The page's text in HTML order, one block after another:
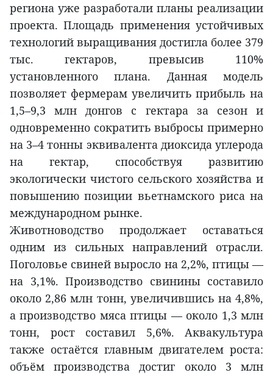
региона уже разработали планы реализации
проекта. Площадь применения устойчивых
технологий выращивания достигла более 379
тыс. гектаров, превысив 110%
установленного плана. Данная модель
позволяет фермерам увеличить прибыль на
1,5–9,3 млн донгов с гектара за сезон и
одновременно сократить выбросы примерно
на 3–4 тонны эквивалента диоксида углерода
на гектар, способствуя развитию
экологически чистого сельского хозяйства и
повышению позиции вьетнамского риса на
международном рынке.
Животноводство продолжает оставаться
одним из сильных направлений отрасли.
Поголовье свиней выросло на 2,2%, птицы —
на 3,1%. Производство свинины составило
около 2,86 млн тонн, увеличившись на 4,8%,
а производство мяса птицы — около 1,3 млн
тонн, рост составил 5,6%. Аквакультура
также остаётся главным двигателем роста:
объём производства достиг около 3 млн